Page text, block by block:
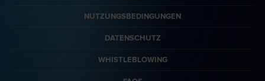
NUTZUNGSBEDINGUNGEN
DATENSCHUTZ
WHISTLEBLOWING